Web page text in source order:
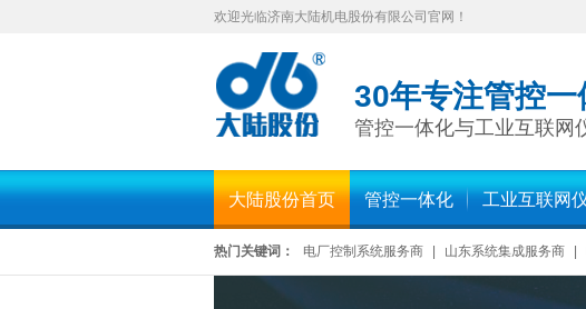
欢迎光临济南大陆机电股份有限公司官网！
30年专注管控一
管控一体化与工业互联网
大陆股份首页 管控一体化 工业互联网
热门关键词： 电厂控制系统服务商 山东系统集成服务商